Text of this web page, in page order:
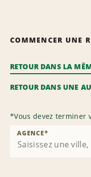
COMMENCER UNE
RETOUR DANS LA
RETOUR DANS UNE
*Vous devez terminer
AGENCE*